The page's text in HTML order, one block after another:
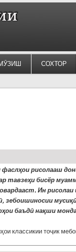
СОХТОР
фаслҳои рисолааш
тавзеҳи бисёр
Ин рисолаи
зебоишиносии
баъдӣ нақши
классикии тоҷик